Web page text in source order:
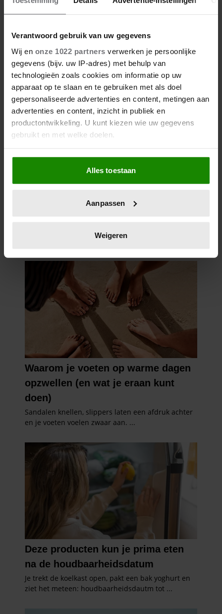
Verantwoord gebruik van uw gegevens
Wij en onze 1022 partners verwerken je persoonlijke
gegevens (bijv. uw IP-adres) met behulp van
technologieën zoals cookies om informatie op uw
apparaat op te slaan en te gebruiken met als doel
gepersonaliseerde advertenties en content, metingen aan
advertenties en content, inzicht in publiek en
productontwikkeling. U kunt kiezen wie uw gegevens
gebruikt en met welke doelen.
Als u het toestaat, willen we ook graag:
Informatie verzamelen over uw geografische
locatie, die tot een paar meter nauwkeurig kan zijn
scannen op specifieke eigenschappen (fingerprinting)
verwerkt en stel uw voorkeuren in het
intrekken in de Cookieverklaring.
We gebruiken cookies om content en advertenties te
personaliseren, om functies voor social media te bieden
en om ons websiteverkeer te analyseren. Ook delen we
informatie over uw gebruik van onze site met onze
partners voor social media, adverteren en analyse. Deze
partners kunnen deze gegevens combineren met andere
informatie die u aan ze heeft verstrekt of die ze hebben
verzameld op basis van uw gebruik van hun services. U
gaat akkoord met onze cookies als u onze website blijft
gebruiken.
Alles toestaan
Aanpassen
Weigeren
beter maken (en weinig tijd
kosten)